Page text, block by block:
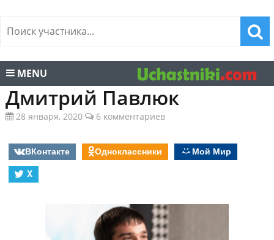
MENU
Дмитрий Павлюк
28 января, 2020 6 комментариев
ВКонтакте Одноклассники
Мой Мир
X